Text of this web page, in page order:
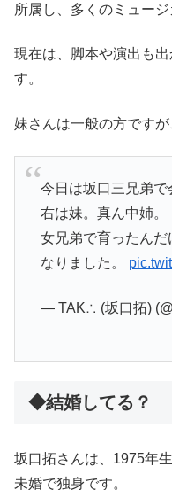
所属し、多くのミュー
現在は、脚本や演出も
す。
妹さんは一般の方ですが
今日は坂口三兄弟で
右は妹。真ん中姉。
女兄弟で育ったんだ
なりました。
— TAK∴ (坂口拓)
◆結婚してる？
坂口拓さんは、1975年
未婚で独身です。